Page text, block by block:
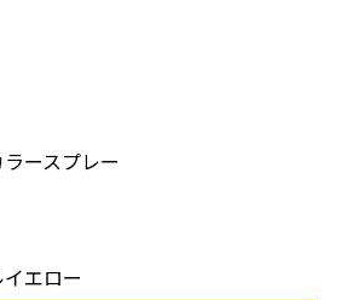
ースプレー
エロー